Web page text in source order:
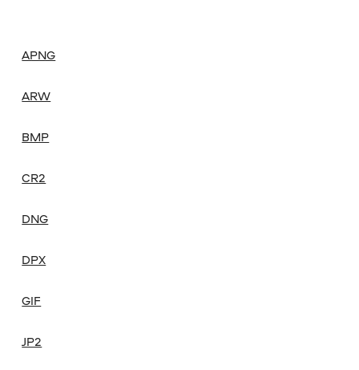
APNG
ARW
BMP
CR2
DNG
DPX
GIF
JP2